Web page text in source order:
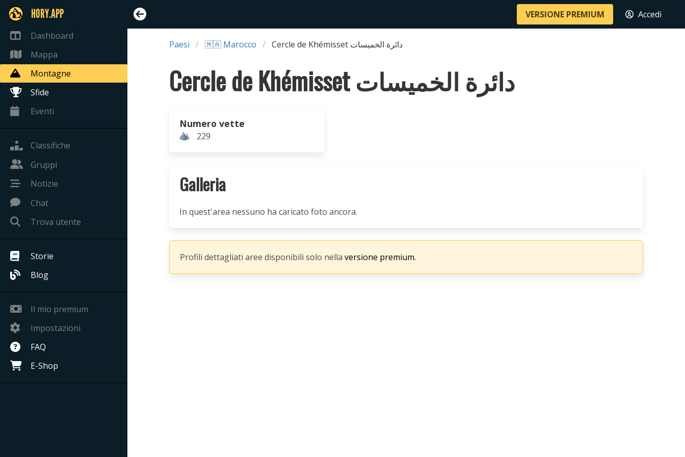
HORY.APP
Dashboard
Mappa
Montagne
Sfide
Eventi
Classifiche
Gruppi
Notizie
Chat
Trova utente
Storie
Blog
Il mio premium
Impostazioni
FAQ
E-Shop
VERSIONE PREMIUM Accedi
Paesi 🇲🇦 Marocco Cercle de Khémisset دائرة الخميسات
Cercle de Khémisset دائرة الخميسات
Numero vette
229
Galleria
In quest'area nessuno ha caricato foto ancora.
Profili dettagliati aree disponibili solo nella versione premium.